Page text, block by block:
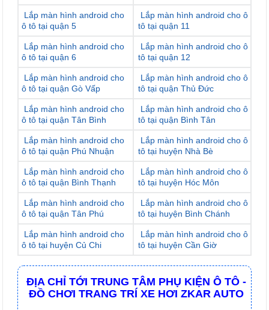
Lắp màn hình android cho
ô tô tại quận 5
Lắp màn hình android cho ô
tô tại quận 11
Lắp màn hình android cho
ô tô tại quận 6
Lắp màn hình android cho ô
tô tại quận 12
Lắp màn hình android cho
ô tô tại quận Gò Vấp
Lắp màn hình android cho ô
tô tại quận Thủ Đức
Lắp màn hình android cho
ô tô tại quận Tân Bình
Lắp màn hình android cho ô
tô tại quận Bình Tân
Lắp màn hình android cho
ô tô tại quận Phú Nhuận
Lắp màn hình android cho ô
tô tại huyện Nhà Bè
Lắp màn hình android cho
ô tô tại quận Bình Thạnh
Lắp màn hình android cho ô
tô tại huyện Hóc Môn
Lắp màn hình android cho
ô tô tại quận Tân Phú
Lắp màn hình android cho ô
tô tại huyện Bình Chánh
Lắp màn hình android cho
ô tô tại huyện Củ Chi
Lắp màn hình android cho ô
tô tại huyện Cần Giờ
ĐỊA CHỈ TỚI TRUNG TÂM PHỤ KIỆN Ô TÔ -
ĐỒ CHƠI TRANG TRÍ XE HƠI ZKAR AUTO